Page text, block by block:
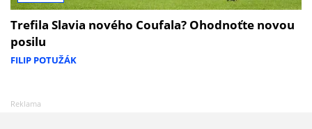
Trefila Slavia nového Coufala? Ohodnoťte novou
posilu
FILIP POTUŽÁK